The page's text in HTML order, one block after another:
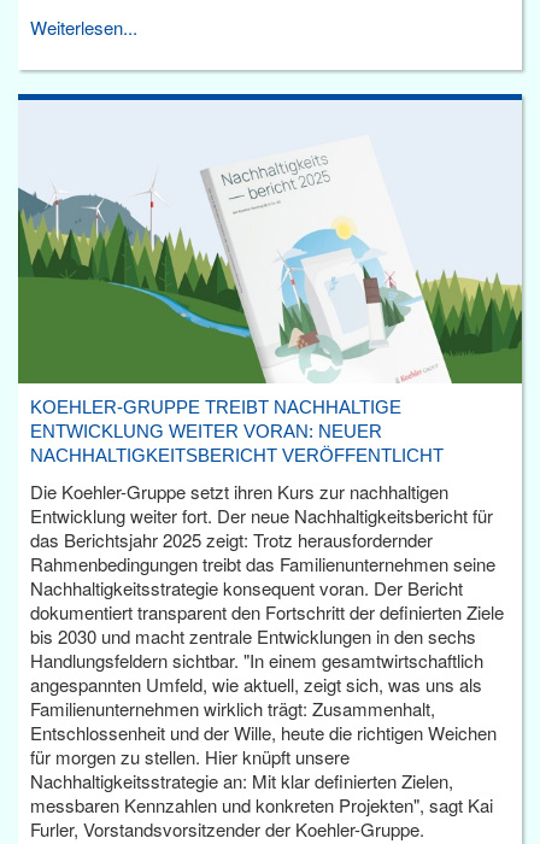
Weiterlesen...
KOEHLER-GRUPPE TREIBT NACHHALTIGE
ENTWICKLUNG WEITER VORAN: NEUER
NACHHALTIGKEITSBERICHT VERÖFFENTLICHT
Die Koehler-Gruppe setzt ihren Kurs zur nachhaltigen
Entwicklung weiter fort. Der neue Nachhaltigkeitsbericht für
das Berichtsjahr 2025 zeigt: Trotz herausfordernder
Rahmenbedingungen treibt das Familienunternehmen seine
Nachhaltigkeitsstrategie konsequent voran. Der Bericht
dokumentiert transparent den Fortschritt der definierten Ziele
bis 2030 und macht zentrale Entwicklungen in den sechs
Handlungsfeldern sichtbar. "In einem gesamtwirtschaftlich
angespannten Umfeld, wie aktuell, zeigt sich, was uns als
Familienunternehmen wirklich trägt: Zusammenhalt,
Entschlossenheit und der Wille, heute die richtigen Weichen
für morgen zu stellen. Hier knüpft unsere
Nachhaltigkeitsstrategie an: Mit klar definierten Zielen,
messbaren Kennzahlen und konkreten Projekten", sagt Kai
Furler, Vorstandsvorsitzender der Koehler-Gruppe.